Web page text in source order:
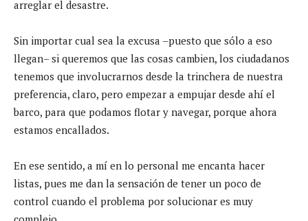
arreglar el desastre.
Sin importar cual sea la excusa –puesto que sólo a eso
llegan– si queremos que las cosas cambien, los ciudadanos
tenemos que involucrarnos desde la trinchera de nuestra
preferencia, claro, pero empezar a empujar desde ahí el
barco, para que podamos flotar y navegar, porque ahora
estamos encallados.
En ese sentido, a mí en lo personal me encanta hacer
listas, pues me dan la sensación de tener un poco de
control cuando el problema por solucionar es muy